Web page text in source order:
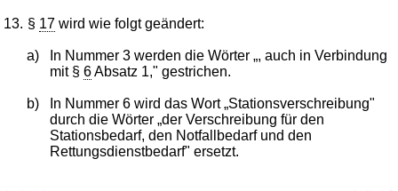
13. § 17 wird wie folgt geändert:
a)
In Nummer 3 werden die Wörter „, auch in Verbindung
mit § 6Absatz 1," gestrichen.
b)
In Nummer 6 wird das Wort „Stationsverschreibung"
durch die Wörter „der Verschreibung für den
Stationsbedarf, den Notfallbedarf und den
Rettungsdienstbedarf" ersetzt.